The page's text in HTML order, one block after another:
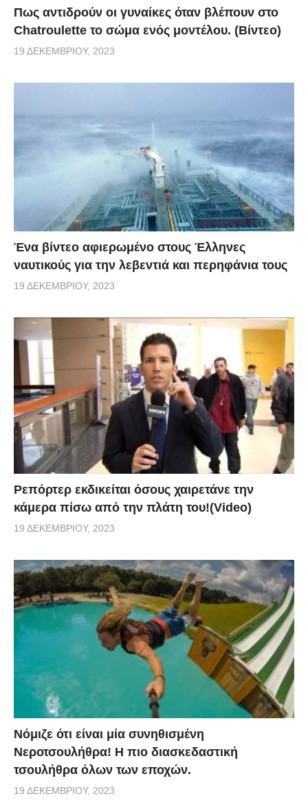
Πως αντιδρούν οι γυναίκες όταν βλέπουν στο
Chatroulette το σώμα ενός μοντέλου. (Βίντεο)
19 ΔΕΚΕΜΒΡΊΟΥ, 2023
Ένα βίντεο αφιερωμένο στους Έλληνες
ναυτικούς για την λεβεντιά και περηφάνια τους
19 ΔΕΚΕΜΒΡΊΟΥ, 2023
Ρεπόρτερ εκδικείται όσους χαιρετάνε την
κάμερα πίσω από την πλάτη του!(Video)
19 ΔΕΚΕΜΒΡΊΟΥ, 2023
Νόμιζε ότι είναι μία συνηθισμένη
Νεροτσουλήθρα! Η πιο διασκεδαστική
τσουλήθρα όλων των εποχών.
19 ΔΕΚΕΜΒΡΊΟΥ, 2023